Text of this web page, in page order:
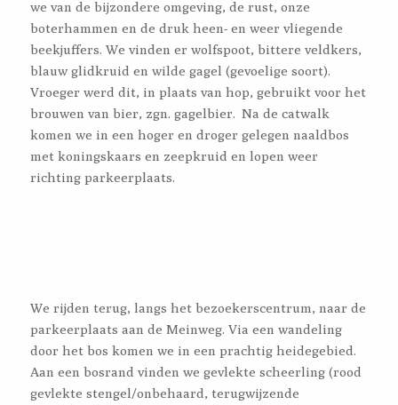
we van de bijzondere omgeving, de rust, onze
boterhammen en de druk heen- en weer vliegende
beekjuffers. We vinden er wolfspoot, bittere veldkers,
blauw glidkruid en wilde gagel (gevoelige soort).
Vroeger werd dit, in plaats van hop, gebruikt voor het
brouwen van bier, zgn. gagelbier. Na de catwalk
komen we in een hoger en droger gelegen naaldbos
met koningskaars en zeepkruid en lopen weer
richting parkeerplaats.
We rijden terug, langs het bezoekerscentrum, naar de
parkeerplaats aan de Meinweg. Via een wandeling
door het bos komen we in een prachtig heidegebied.
Aan een bosrand vinden we gevlekte scheerling (rood
gevlekte stengel/onbehaard, terugwijzende